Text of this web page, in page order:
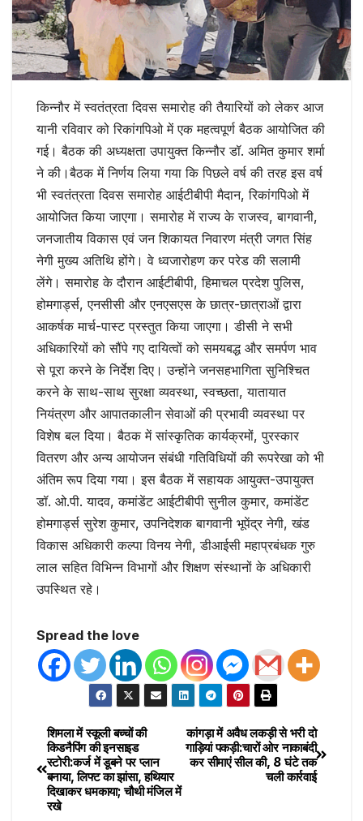
किन्नौर में स्वतंत्रता दिवस समारोह की तैयारियों को लेकर आज
यानी रविवार को रिकांगपिओ में एक महत्वपूर्ण बैठक आयोजित की
गई। बैठक की अध्यक्षता उपायुक्त किन्नौर डॉ. अमित कुमार शर्मा
ने की।बैठक में निर्णय लिया गया कि पिछले वर्ष की तरह इस वर्ष
भी स्वतंत्रता दिवस समारोह आईटीबीपी मैदान, रिकांगपिओ में
आयोजित किया जाएगा। समारोह में राज्य के राजस्व, बागवानी,
जनजातीय विकास एवं जन शिकायत निवारण मंत्री जगत सिंह
नेगी मुख्य अतिथि होंगे। वे ध्वजारोहण कर परेड की सलामी
लेंगे। समारोह के दौरान आईटीबीपी, हिमाचल प्रदेश पुलिस,
होमगार्ड्स, एनसीसी और एनएसएस के छात्र-छात्राओं द्वारा
आकर्षक मार्च-पास्ट प्रस्तुत किया जाएगा। डीसी ने सभी
अधिकारियों को सौंपे गए दायित्वों को समयबद्ध और समर्पण भाव
से पूरा करने के निर्देश दिए। उन्होंने जनसहभागिता सुनिश्चित
करने के साथ-साथ सुरक्षा व्यवस्था, स्वच्छता, यातायात
नियंत्रण और आपातकालीन सेवाओं की प्रभावी व्यवस्था पर
विशेष बल दिया। बैठक में सांस्कृतिक कार्यक्रमों, पुरस्कार
वितरण और अन्य आयोजन संबंधी गतिविधियों की रूपरेखा को भी
अंतिम रूप दिया गया। इस बैठक में सहायक आयुक्त-उपायुक्त
डॉ. ओ.पी. यादव, कमांडेंट आईटीबीपी सुनील कुमार, कमांडेंट
होमगार्ड्स सुरेश कुमार, उपनिदेशक बागवानी भूपेंद्र नेगी, खंड
विकास अधिकारी कल्पा विनय नेगी, डीआईसी महाप्रबंधक गुरु
लाल सहित विभिन्न विभागों और शिक्षण संस्थानों के अधिकारी
उपस्थित रहे।
Spread the love
कांगड़ा में अवैध लकड़ी से भरी दो
गाड़ियां पकड़ी:चारों ओर नाकाबंदी
कर सीमाएं सील की, 8 घंटे तक
चली कार्रवाई
शिमला में स्कूली बच्चों की
किडनैपिंग की इनसाइड
स्टोरी:कर्ज में डूबने पर प्लान
बनाया, लिफ्ट का झांसा, हथियार
दिखाकर धमकाया; चौथी मंजिल में
रखे